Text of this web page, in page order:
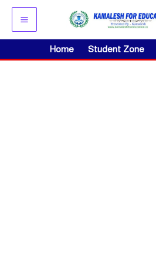
Skip
content
Home Student Zone